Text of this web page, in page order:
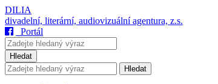
DILIA
divadelní, literární, audiovizuální agentura, z.s.
Portál
Hledat
Hledat